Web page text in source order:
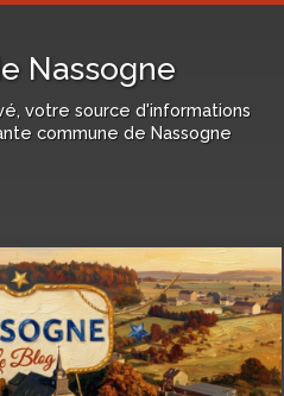
Nassogne
votre source d'informations
commune de Nassogne